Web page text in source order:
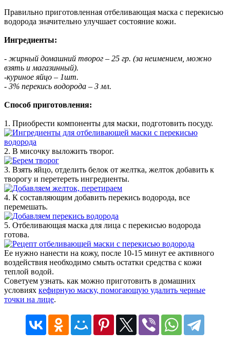
Правильно приготовленная отбеливающая маска с перекисью
водорода значительно улучшает состояние кожи.
Ингредиенты:
- жирный домашний творог – 25 гр. (за неимением, можно
взять и магазинный).
-куриное яйцо – 1шт.
- 3% перекись водорода – 3 мл.
Способ приготовления:
1. Приобрести компоненты для маски, подготовить посуду.
2. В мисочку выложить творог.
3. Взять яйцо, отделить белок от желтка, желток добавить к
творогу и перетереть ингредиенты.
4. К составляющим добавить перекись водорода, все
перемешать.
5. Отбеливающая маска для лица с перекисью водорода
готова.
Ее нужно нанести на кожу, после 10-15 минут ее активного
воздействия необходимо смыть остатки средства с кожи
теплой водой.
Советуем узнать. как можно приготовить в домашних
условиях кефирную маску, помогающую удалить черные
точки на лице.